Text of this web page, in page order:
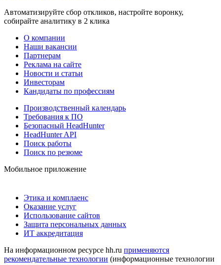
Автоматизируйте сбор откликов, настройте воронку,
собирайте аналитику в 2 клика
О компании
Наши вакансии
Партнерам
Реклама на сайте
Новости и статьи
Инвесторам
Кандидаты по профессиям
Производственный календарь
Требования к ПО
Безопасный HeadHunter
HeadHunter API
Поиск работы
Поиск по резюме
Мобильное приложение
Этика и комплаенс
Оказание услуг
Использование сайтов
Защита персональных данных
ИТ аккредитация
На информационном ресурсе hh.ru применяются
рекомендательные технологии (информационные технологии